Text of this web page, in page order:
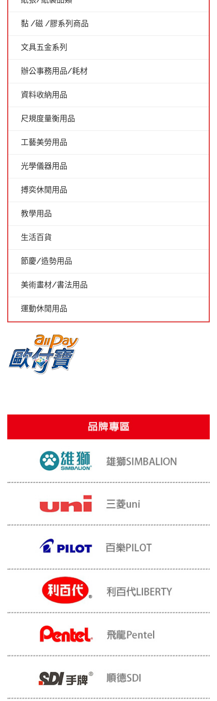
黏 /磁 /膠系列商品
文具五金系列
辦公事務用品/耗材
資料收納用品
尺規度量衡用品
工藝美勞用品
光學儀器用品
搏奕休閒用品
教學用品
生活百貨
節慶/造勢用品
美術畫材/書法用品
運動休閒用品